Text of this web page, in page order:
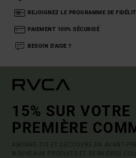
REJOIGNEZ LE PROGRAMME DE
PAIEMENT 100% SÉCURISÉ
BESOIN D'AIDE ?
15% SUR VOTRE
PREMIÈRE
ABONNE-TOI ET DÉCOUVRE EN AVANT-
NOUVEAUX PRODUITS ET DERNIÈRES